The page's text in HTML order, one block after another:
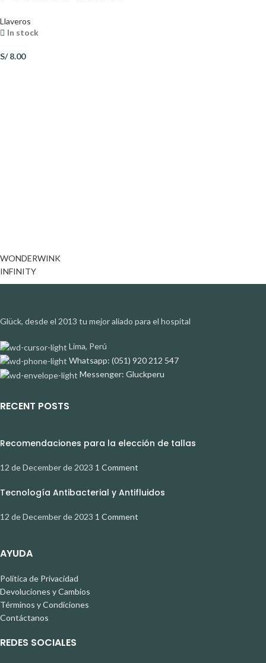
Llaveros
In stock
S/8.00
WONDERWINK
INFINITY
Glück, desde el 2013 tu mejor aliado para el hospital
Lima, Perú
Whatsapp: (051) 920 212 547
Messenger: Gluckperu
RECENT POSTS
Recomendaciones para la elección de tallas
12 de December de 2023 1 Comment
Tecnología Antibacterial y Antifluidos
12 de December de 2023 1 Comment
AYUDA
Política de Privacidad
Devoluciones y Cambios
Términos y Condiciones
Contáctanos
REDES SOCIALES